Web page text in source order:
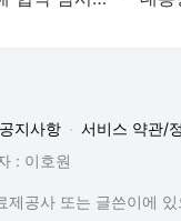
공지사항
서비스 약관/
: 이호원
공사 또는 글쓴이에